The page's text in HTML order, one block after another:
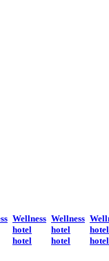
Wellness
hotel
hotel
Wellness
hotel
hotel
hotel
hotel